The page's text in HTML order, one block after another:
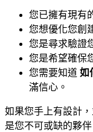
您已擁有現有
您想優化您創
您是尋求驗證
您是希望確保
您需要知道 如
滿信心。
如果您手上有設計
是您不可或缺的夥伴